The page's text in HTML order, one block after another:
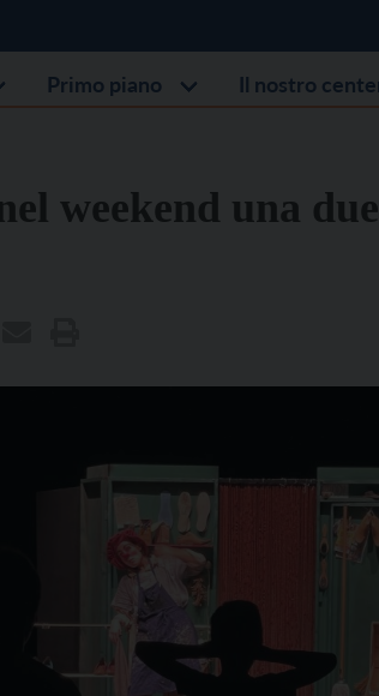
Primo piano Il nostro
weekend una